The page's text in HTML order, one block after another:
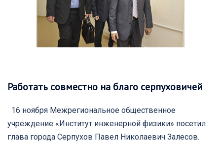
Работать совместно на благо серпуховичей
16 ноября Межрегиональное общественное
учреждение «Институт инженерной физики» посетил
глава города Серпухов Павел Николаевич Залесов.